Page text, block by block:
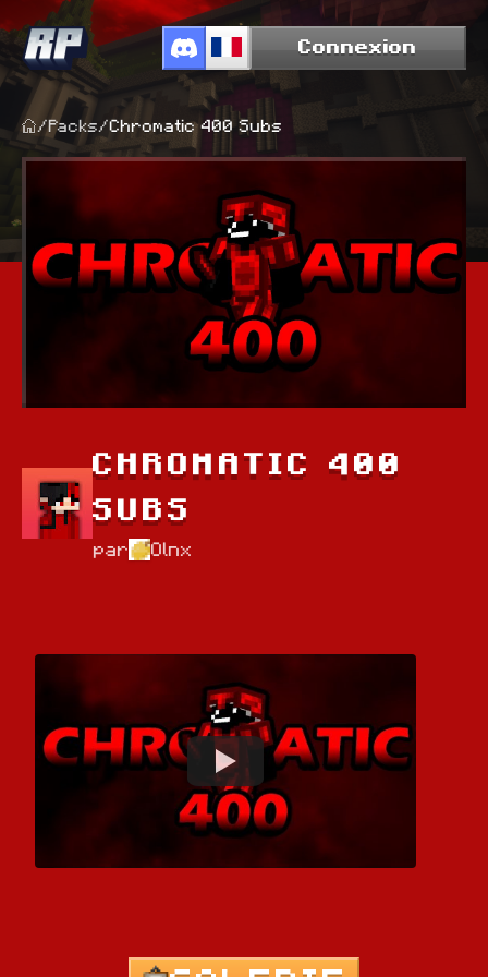
Connexion
/Packs/Chromatic 400 Subs
CHROMATIC 400
SUBS
par Olnx